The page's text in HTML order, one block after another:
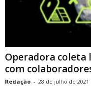
Operadora coleta
com
Redação - 28 de julho de 2021